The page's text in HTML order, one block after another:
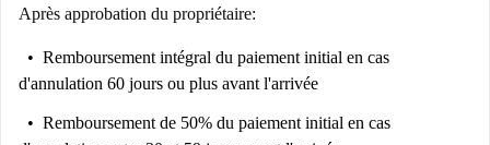
Après approbation du propriétaire:
Remboursement intégral du paiement initial en cas
d'annulation 60 jours ou plus avant l'arrivée
Remboursement de 50% du paiement initial en cas